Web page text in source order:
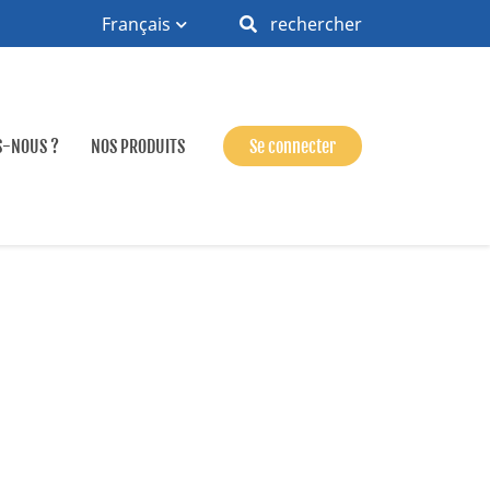
Français rechercher
NOUS ? NOS PRODUITS Se connecter